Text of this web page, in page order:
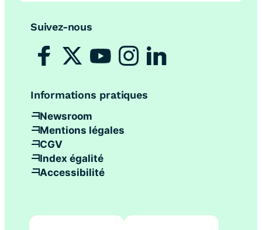
Suivez-nous
Informations pratiques
Newsroom
Mentions légales
CGV
Index égalité
Accessibilité